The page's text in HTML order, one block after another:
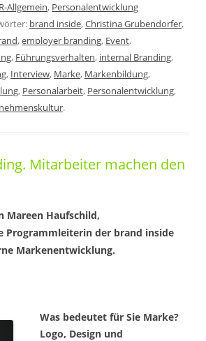
Allgemein, Personalentwicklung
brand inside,Christina Grubendorfer,
,employer branding, Event,
, Führungsverhalten, internal Branding,
, Interview, Marke, Markenbildung,
, Personalarbeit, Personalentwicklung,
.
Mitarbeiter machen den
Mareen Haufschild,
Programmleiterin der brand inside
Markenentwicklung.
Was bedeutet für Sie Marke?
Logo, Design und